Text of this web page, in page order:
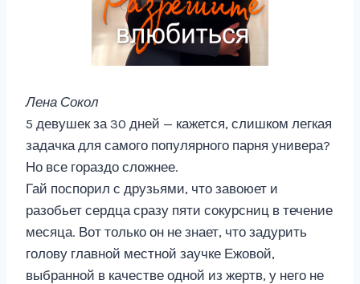
Лена Сокол
5 девушек за 30 дней — кажется, слишком легкая
задачка для самого популярного парня универа?
Но все гораздо сложнее.
Гай поспорил с друзьями, что завоюет и
разобьет сердца сразу пяти сокурсниц в течение
месяца. Вот только он не знает, что задурить
голову главной местной заучке Ежовой,
выбранной в качестве одной из жертв, у него не